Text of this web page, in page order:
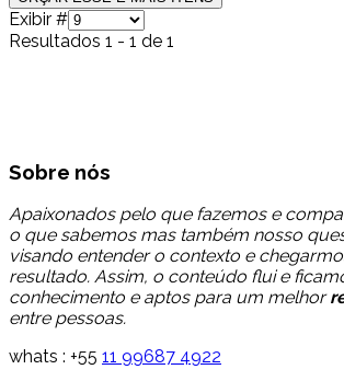
Exibir #
Resultados 1 - 1 de 1
Sobre nós
Apaixonados pelo que fazemos e
o que sabemos mas também nosso
visando entender o contexto e
resultado. Assim, o conteúdo flui e
conhecimento e aptos para um melhor
entre pessoas.
whats : +55 11 99687 4922